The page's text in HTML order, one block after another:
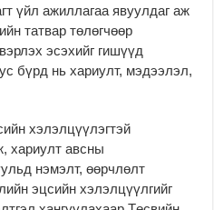
үйл ажиллагаа явуулдаг аж
татвар төлөгчөөр
эсэхийг гишүүд
бүрд нь хариулт, мэдээлэл,
хэлэлцүүлэгтэй
хариулт авсны
нэмэлт, өөрчлөлт
эцсийн хэлэлцүүлгийг